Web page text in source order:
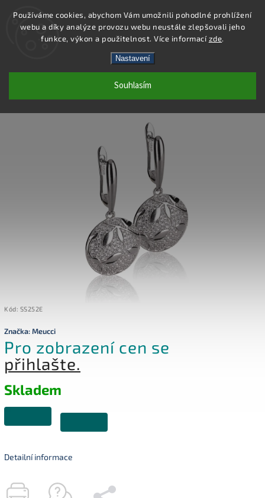
Používáme cookies, abychom Vám umožnili pohodlné prohlížení
webu a díky analýze provozu webu neustále zlepšovali jeho
funkce, výkon a použitelnost. Více informacízde.
Nastavení
Souhlasím
Hledat
SS252E - NÁUŠNICE AG 925/1000
Kód: SS252E
Značka:Meucci
Pro zobrazení cen se
přihlašte.
Skladem
Detailní informace